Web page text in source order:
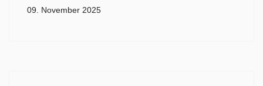
09. November 2025